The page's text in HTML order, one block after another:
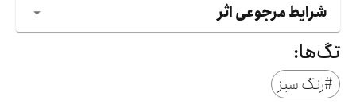
شرایط مرجوعی اثر
تگ‌ها:
#رنگ سبز